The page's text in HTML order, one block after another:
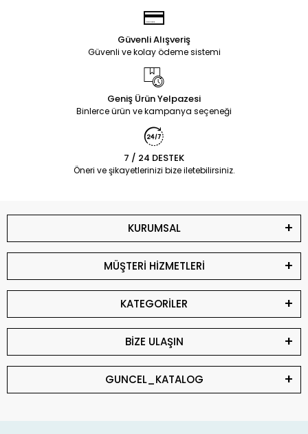
Güvenli Alışveriş
Güvenli ve kolay ödeme sistemi
Geniş Ürün Yelpazesi
Binlerce ürün ve kampanya seçeneği
7 / 24 DESTEK
Öneri ve şikayetlerinizi bize iletebilirsiniz.
KURUMSAL
MÜŞTERİ HİZMETLERİ
KATEGORİLER
BİZE ULAŞIN
GUNCEL_KATALOG